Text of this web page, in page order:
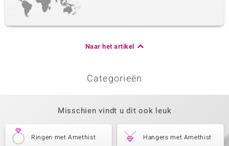
Naar het artikel
Categorieën
Misschien vindt u dit ook leuk
Ringen met Amethist Hangers met Amethist